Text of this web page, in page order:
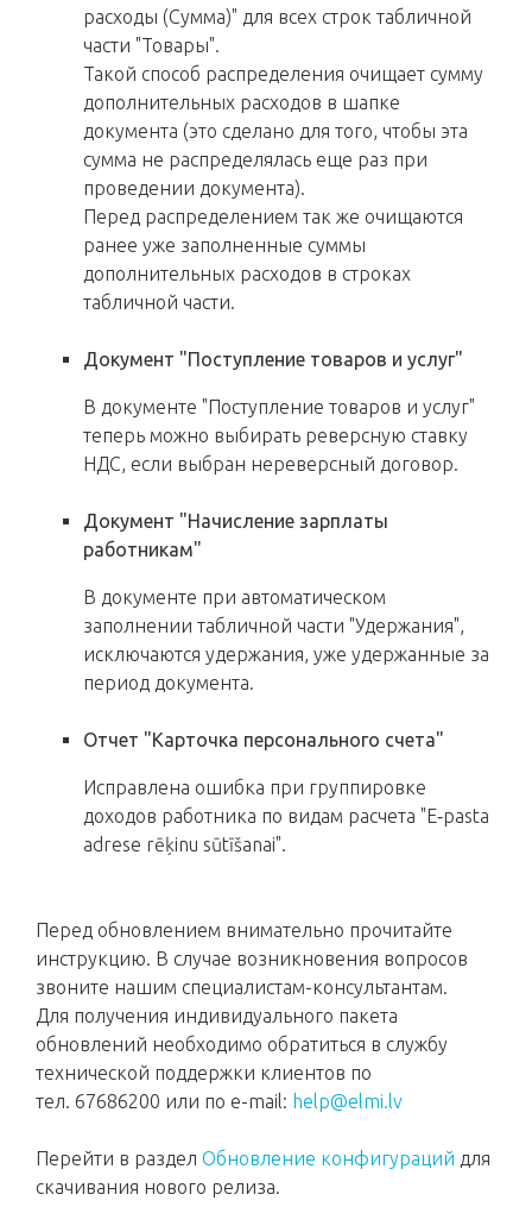
расходы (Сумма)" для всех строк табличной
части "Товары".
Такой способ распределения очищает сумму
дополнительных расходов в шапке
документа (это сделано для того, чтобы эта
сумма не распределялась еще раз при
проведении документа).
Перед распределением так же очищаются
ранее уже заполненные суммы
дополнительных расходов в строках
табличной части.
Документ "Поступление товаров и услуг"
В документе "Поступление товаров и услуг"
теперь можно выбирать реверсную ставку
НДС, если выбран нереверсный договор.
Документ "Начисление зарплаты
работникам"
В документе при автоматическом
заполнении табличной части "Удержания",
исключаются удержания, уже удержанные за
период документа.
Отчет "Карточка персонального счета"
Исправлена ошибка при группировке
доходов работника по видам расчета "E‑pasta
adrese rēķinu sūtīšanai".
Перед обновлением внимательно прочитайте
инструкцию. В случае возникновения вопросов
звоните нашим специалистам-консультантам.
Для получения индивидуального пакета
обновлений необходимо обратиться в службу
технической поддержки клиентов по
тел. 67686200 или по e-mail: help@elmi.lv
Перейти в раздел Обновление конфигураций для
скачивания нового релиза.